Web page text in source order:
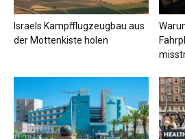
Israels Kampfflugzeugbau aus
der Mottenkiste holen